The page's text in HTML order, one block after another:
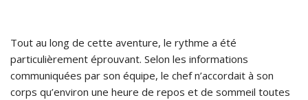
Tout au long de cette aventure, le rythme a été
particulièrement éprouvant. Selon les informations
communiquées par son équipe, le chef n’accordait à son
corps qu’environ une heure de repos et de sommeil toutes